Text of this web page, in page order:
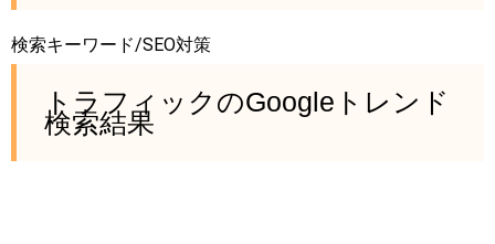
検索キーワード/SEO対策
トラフィックのGoogleトレンド
検索結果